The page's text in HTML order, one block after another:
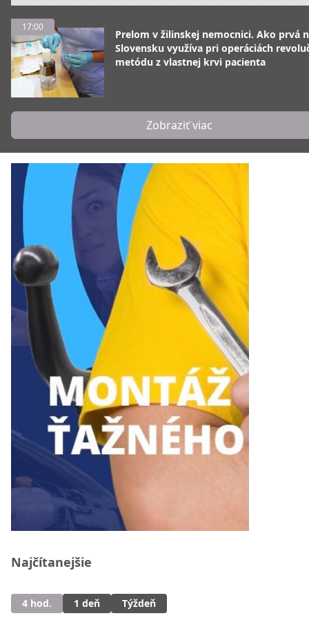
17:00
Prelom v žilinskej nemocnici. Ako prvá
Slovensku využíva pri operáciách
metódu z vlastnej krvi pacienta
Zobraziť viac
Najčítanejšie
4 hod. 1 deň Týždeň